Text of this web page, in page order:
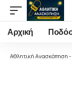
Αρχική
Αθλητική Ανασκόπηση -